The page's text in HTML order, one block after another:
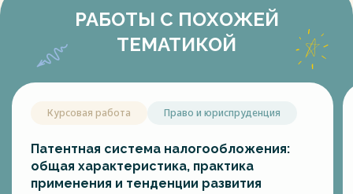
РАБОТЫ С ПОХОЖЕЙ
ТЕМАТИКОЙ
Курсовая работа Право и юриспруденция
Патентная система налогообложения:
общая характеристика, практика
применения и тенденции развития